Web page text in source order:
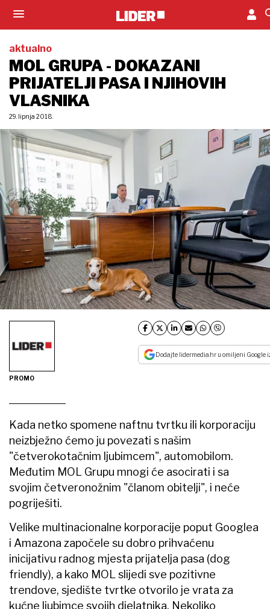
aktualno
MOL GRUPA - DOKAZANI
PRIJATELJI PASA I NJIHOVIH
VLASNIKA
29. lipnja 2018.
PROMO
Dodajte lidermedia.hr u omiljeni Google
Kada netko spomene naftnu tvrtku ili korporaciju
neizbježno ćemo ju povezati s našim
"četverokotačnim ljubimcem", automobilom.
Međutim MOL Grupu mnogi će asocirati i sa
svojim četveronožnim "članom obitelji", i neće
pogriješiti.
Velike multinacionalne korporacije poput Googlea
i Amazona započele su dobro prihvaćenu
inicijativu radnog mjesta prijatelja pasa (dog
friendly), a kako MOL slijedi sve pozitivne
trendove, sjedište tvrtke otvorilo je vrata za
kućne ljubimce svojih djelatnika. Nekoliko